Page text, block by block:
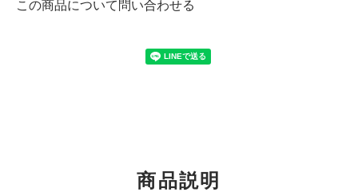
この商品について問い合わせる
商品説明